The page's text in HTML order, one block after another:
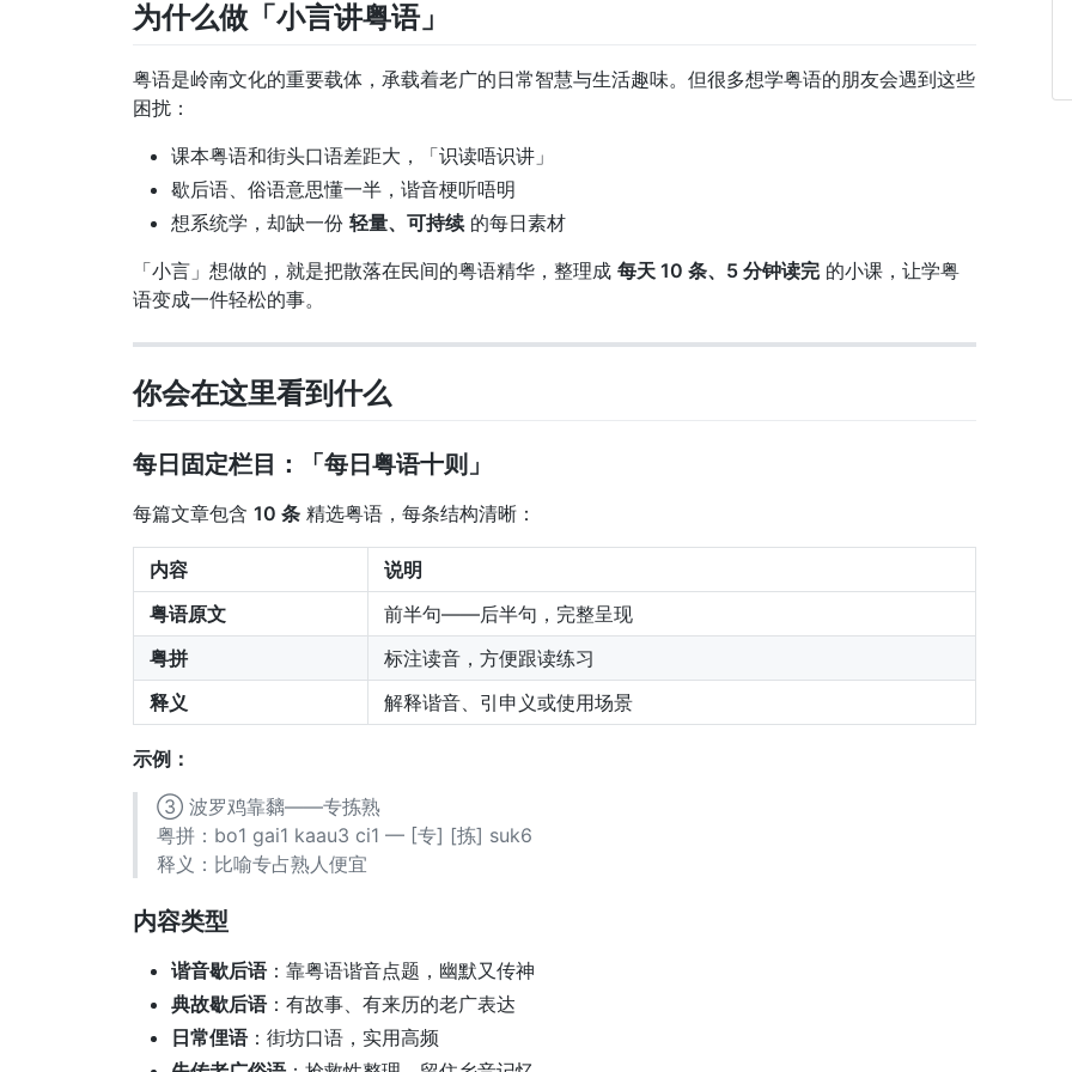
为什么做「小言讲粤语」
粤语是岭南文化的重要载体，承载着老广的日常智慧与生活趣味。但很多想学粤语的朋友会遇到这些
困扰：
课本粤语和街头口语差距大，「识读唔识讲」
歇后语、俗语意思懂一半，谐音梗听唔明
想系统学，却缺一份 轻量、可持续的每日素材
「小言」想做的，就是把散落在民间的粤语精华，整理成 每天 10 条、5 分钟读完 的小课，让学粤
语变成一件轻松的事。
你会在这里看到什么
每日固定栏目：「每日粤语十则」
每篇文章包含 10 条 精选粤语，每条结构清晰：
内容
说明
粤语原文
前半句——后半句，完整呈现
粤拼
标注读音，方便跟读练习
释义
解释谐音、引申义或使用场景
示例：
③ 波罗鸡靠黐——专拣熟
粤拼：bo1 gai1 kaau3 ci1 — [专] [拣] suk6
释义：比喻专占熟人便宜
内容类型
谐音歇后语：靠粤语谐音点题，幽默又传神
典故歇后语：有故事、有来历的老广表达
日常俚语：街坊口语，实用高频